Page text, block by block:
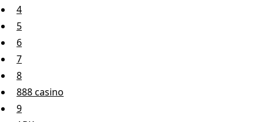
4
5
6
7
8
888 casino
9